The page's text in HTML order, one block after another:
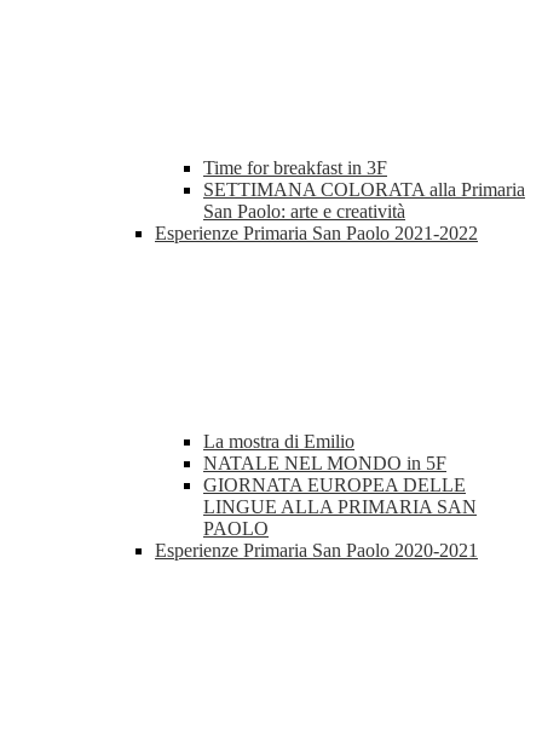
Time for breakfast in 3F
SETTIMANA COLORATA alla Primaria
San Paolo: arte e creatività
Esperienze Primaria San Paolo 2021-2022
La mostra di Emilio
NATALE NEL MONDO in 5F
GIORNATA EUROPEA DELLE
LINGUE ALLA PRIMARIA SAN
PAOLO
Esperienze Primaria San Paolo 2020-2021